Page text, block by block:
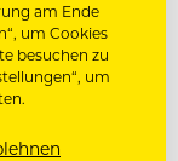
am Ende
um Cookies
besuchen zu
um